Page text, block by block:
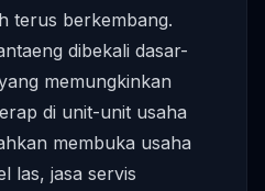
terus berkembang.
dibekali dasar-
memungkinkan
di unit-unit usaha
membuka usaha
las, jasa servis